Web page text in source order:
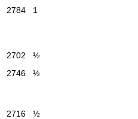
2784
1
2702
½
2746
½
2716 ½